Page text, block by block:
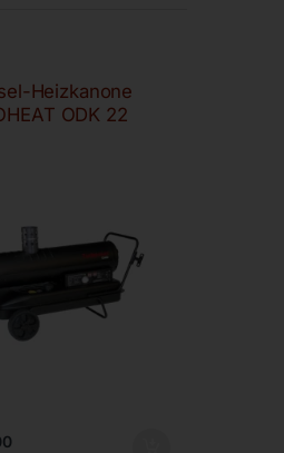
Heizkanone
ODK 22